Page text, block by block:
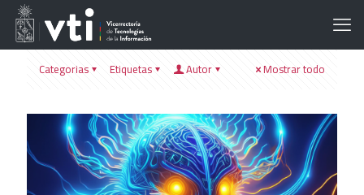
Categorias Etiquetas Autor Mostrar todo